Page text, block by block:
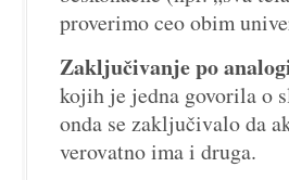
proverimo ceo obim
Zaključivanje po
kojih je jedna govorila o
onda se zaključivalo da
verovatno ima i druga.